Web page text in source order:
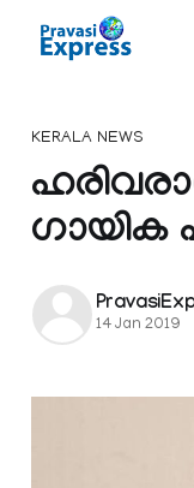
KERALA NEWS
ഗായിക
14 Jan 2019